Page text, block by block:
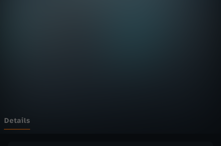
t
Details